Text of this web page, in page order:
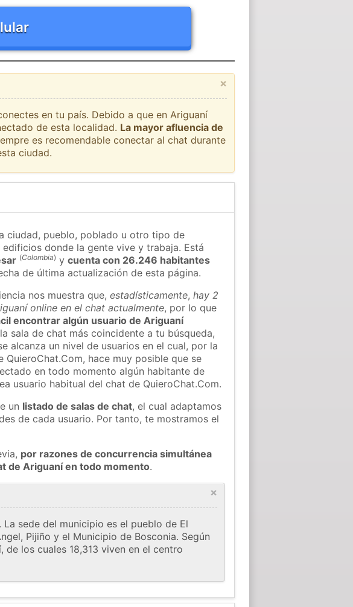
×
en tu país. Debido a que en Ariguaní
de esta localidad. La mayor afluencia de
es recomendable conectar al chat durante
ciudad.
ciudad, pueblo, poblado u otro tipo de
edificios donde la gente vive y trabaja. Está
(Colombia) ycuenta con 26.246 habitantes
de última actualización de esta página.
nos muestra que,estadísticamente,hay 2
online en el chat actualmente, por lo que
encontrar algún usuario de Ariguaní
sala de chat más coincidente a tu búsqueda,
alcanza un nivel de usuarios en el cual, por la
QuieroChat.Com, hace muy posible que se
en todo momento algún habitante de
usuario habitual del chat de QuieroChat.Com.
un listado de salas de chat, el cual adaptamos
de cada usuario. Por tanto, te mostramos el
por razones de concurrencia simultánea
de Ariguaní en todo momento.
×
sede del municipio es el pueblo de El
Pijiño y el Municipio de Bosconia. Según
los cuales 18,313 viven en el centro